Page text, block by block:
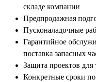
складе компании
Предпродажная
Пусконаладочные
Гарантийное
поставка запасных
Защита проектов
Конкретные сроки